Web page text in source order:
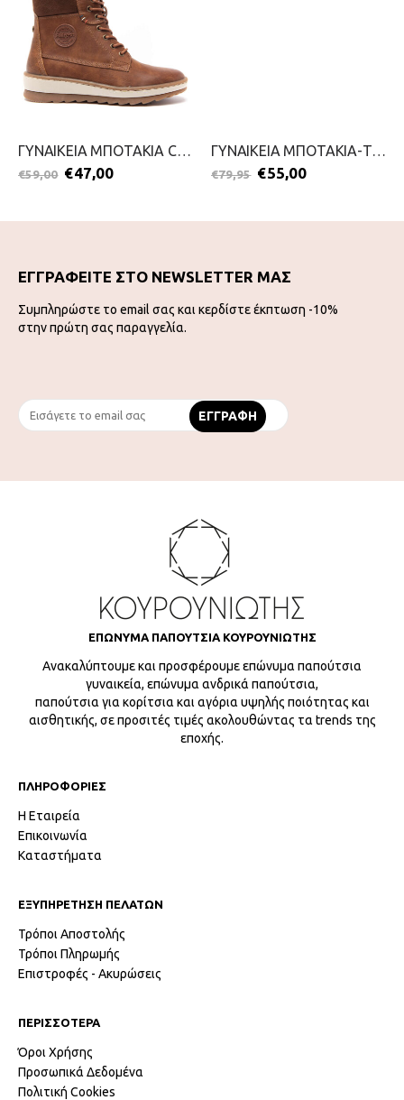
ΓΥΝΑΙΚΕΙΑ ΜΠΟΤΑΚΙΑ CASUAL-REFRESH-2111-0398-ΚΑΜΕΛ
€59,00 €47,00
ΓΥΝΑΙΚΕΙΑ ΜΠΟΤΑΚΙΑ-TAMARIS-2111-0051-ΜΑΥΡΟ
€79,95 €55,00
ΕΓΓΡΑΦΕΙΤΕ ΣΤΟ NEWSLETTER ΜΑΣ
Συμπληρώστε το email σας και κερδίστε έκπτωση -10%
στην πρώτη σας παραγγελία.
ΕΠΩΝΥΜΑ ΠΑΠΟΥΤΣΙΑ ΚΟΥΡΟΥΝΙΩΤΗΣ
Ανακαλύπτουμε και προσφέρουμε επώνυμα παπούτσια
γυναικεία, επώνυμα ανδρικά παπούτσια,
παπούτσια για κορίτσια και αγόρια υψηλής ποιότητας και
αισθητικής, σε προσιτές τιμές ακολουθώντας τα trends της
εποχής.
ΠΛΗΡΟΦΟΡΙΕΣ
Η Εταιρεία
Επικοινωνία
Καταστήματα
ΕΞΥΠΗΡΕΤΗΣΗ ΠΕΛΑΤΩΝ
Τρόποι Αποστολής
Τρόποι Πληρωμής
Επιστροφές - Ακυρώσεις
ΠΕΡΙΣΣΟΤΕΡΑ
Όροι Χρήσης
Προσωπικά Δεδομένα
Πολιτική Cookies